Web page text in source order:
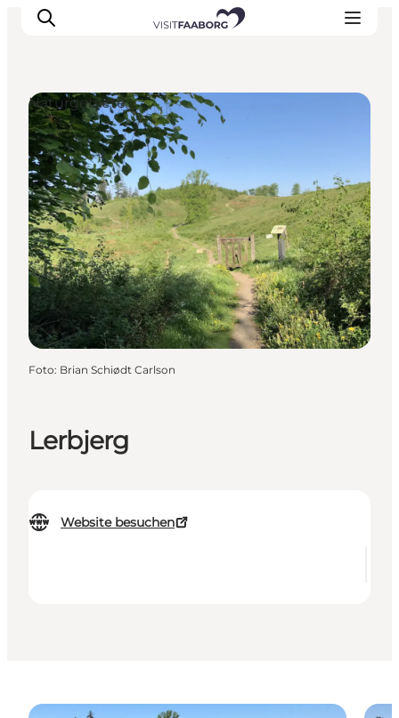
Unterkünfte
Gastronomie
Erlebnisse
Inselhüpfen
Outdoor
Kalender
Lerbjerg
Website besuchen
Naturgebiete
Foto: Brian Schiødt Carlson